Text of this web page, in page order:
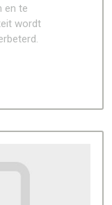
en te
wordt